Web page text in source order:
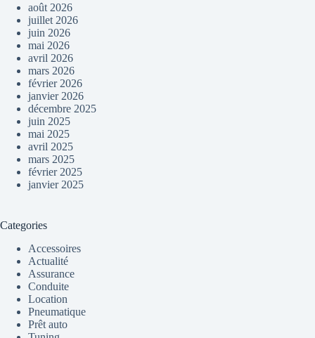
août 2026
juillet 2026
juin 2026
mai 2026
avril 2026
mars 2026
février 2026
janvier 2026
décembre 2025
juin 2025
mai 2025
avril 2025
mars 2025
février 2025
janvier 2025
Categories
Accessoires
Actualité
Assurance
Conduite
Location
Pneumatique
Prêt auto